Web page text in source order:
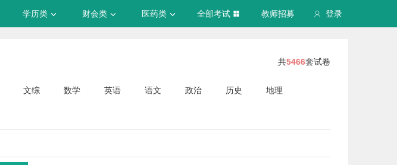
登录
学历类 财会类 医药类 全部考试 教师招募
共5466套试卷
文综 数学 英语 语文 政治 历史 地理